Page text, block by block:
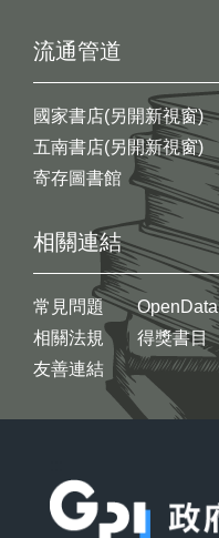
流通管道
國家書店(另開新視窗)
五南書店(另開新視窗)
寄存圖書館
相關連結
常見問題
相關法規
友善連結
OpenData
得獎書目